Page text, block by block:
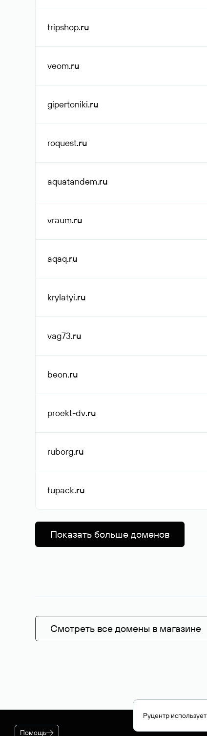
tripshop.ru
veom.ru
gipertoniki.ru
roquest.ru
aquatandem.ru
vraum.ru
aqaq.ru
krylatyi.ru
vag73.ru
beon.ru
proekt-dv.ru
ruborg.ru
tupack.ru
Показать больше доменов
Смотреть все домены в магазине
Помощь
Руцентр использует